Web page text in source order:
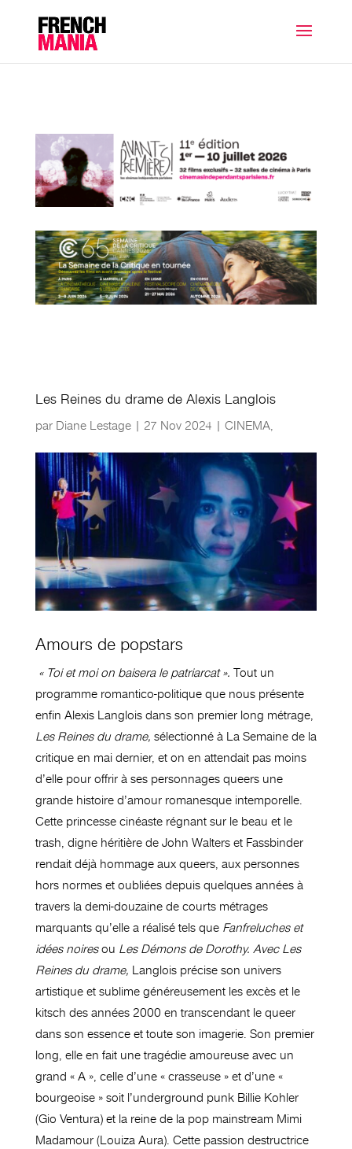
Les Reines du drame de Alexis Langlois
par Diane Lestage| 27 Nov 2024 | CINEMA,
Amours de popstars
« Toi et moi on baisera le patriarcat ». Tout un
programme romantico-politique que nous présente
enfin Alexis Langlois dans son premier long métrage,
Les Reines du drame, sélectionné à La Semaine de la
critique en mai dernier, et on en attendait pas moins
d’elle pour offrir à ses personnages queers une
grande histoire d’amour romanesque intemporelle.
Cette princesse cinéaste régnant sur le beau et le
trash, digne héritière de John Walters et Fassbinder
rendait déjà hommage aux queers, aux personnes
hors normes et oubliées depuis quelques années à
travers la demi-douzaine de courts métrages
marquants qu’elle a réalisé tels que Fanfreluches et
idées noiresou Les Démons de Dorothy. Avec Les
Reines du drame, Langlois précise son univers
artistique et sublime généreusement les excès et le
kitsch des années 2000 en transcendant le queer
dans son essence et toute son imagerie. Son premier
long, elle en fait une tragédie amoureuse avec un
grand « A », celle d’une « crasseuse » et d’une «
bourgeoise » soit l’underground punk Billie Kohler
(Gio Ventura) et la reine de la pop mainstream Mimi
Madamour (Louiza Aura). Cette passion destructrice